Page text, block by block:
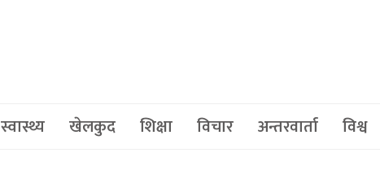
स्वास्थ्य खेलकुद शिक्षा विचार अन्तरवार्ता विश्व